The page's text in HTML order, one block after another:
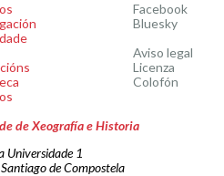
Facebook
Bluesky
Aviso legal
Licenza
Colofón
de Xeografía e Historia
Universidade 1
de Compostela